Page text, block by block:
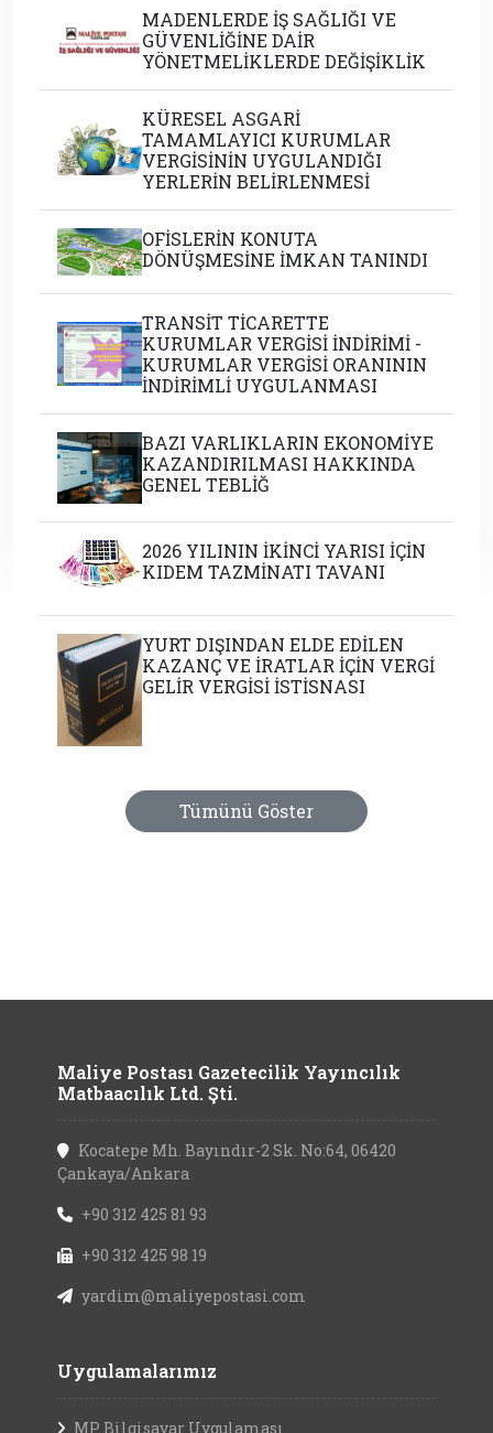
MADENLERDE İŞ SAĞLIĞI VE
GÜVENLİĞİNE DAİR
YÖNETMELİKLERDE DEĞİŞİKLİK
KÜRESEL ASGARİ
TAMAMLAYICI KURUMLAR
VERGİSİNİN UYGULANDIĞI
YERLERİN BELİRLENMESİ
OFİSLERİN KONUTA
DÖNÜŞMESİNE İMKAN TANINDI
TRANSİT TİCARETTE
KURUMLAR VERGİSİ İNDİRİMİ -
KURUMLAR VERGİSİ ORANININ
İNDİRİMLİ UYGULANMASI
BAZI VARLIKLARIN EKONOMİYE
KAZANDIRILMASI HAKKINDA
GENEL TEBLİĞ
2026 YILININ İKİNCİ YARISI İÇİN
KIDEM TAZMİNATI TAVANI
YURT DIŞINDAN ELDE EDİLEN
KAZANÇ VE İRATLAR İÇİN VERGİ
GELİR VERGİSİ İSTİSNASI
Tümünü Göster
Maliye Postası Gazetecilik Yayıncılık
Matbaacılık Ltd. Şti.
Kocatepe Mh. Bayındır-2 Sk. No:64, 06420
Çankaya/Ankara
+90 312 425 81 93
+90 312 425 98 19
yardim@maliyepostasi.com
Uygulamalarımız
MP Bilgisayar Uygulaması